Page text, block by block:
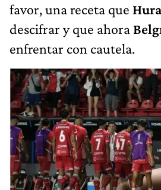
favor, una receta que
descifrar y que ahora
enfrentar con cautela.